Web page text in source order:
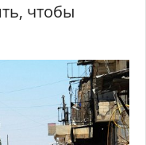
чтобы